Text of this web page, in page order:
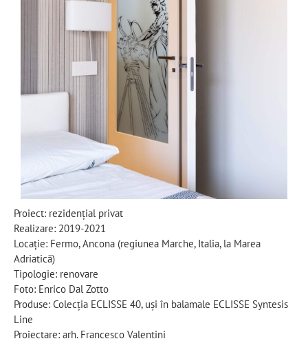
Proiect: rezidențial privat
Realizare: 2019-2021
Locație: Fermo, Ancona (regiunea Marche, Italia, la Marea
Adriatică)
Tipologie: renovare
Foto: Enrico Dal Zotto
Produse: Colecția ECLISSE 40, uşi în balamale ECLISSE Syntesis
Line
Proiectare: arh. Francesco Valentini